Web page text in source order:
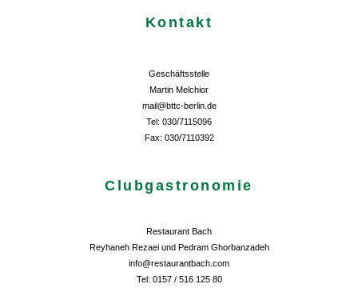
Kontakt
Geschäftsstelle
Martin Melchior
mail@bttc-berlin.de
Tel: 030/7115096
Fax: 030/7110392
Clubgastronomie
Restaurant Bach
Reyhaneh Rezaei und Pedram Ghorbanzadeh
info@restaurantbach.com
Tel: 0157 / 516 125 80